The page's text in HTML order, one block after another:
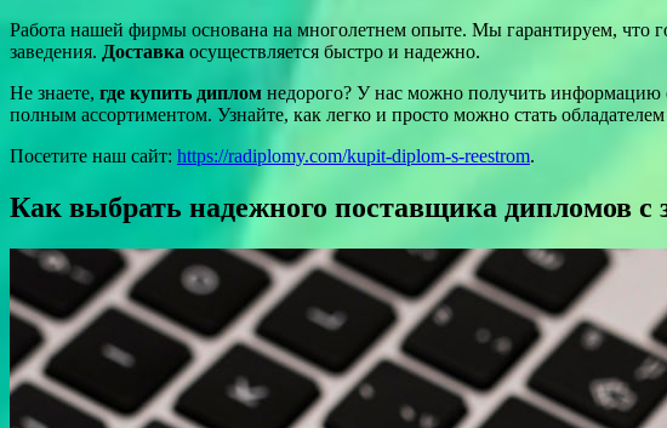
Работа нашей фирмы основана на многолетнем опыте. Мы гарантируем, что
заведения. Доставка осуществляется быстро и надежно.
Не знаете, где купить диплом недорого? У нас можно получить информацию
полным ассортиментом. Узнайте, как легко и просто можно стать
Посетите наш сайт: https://radiplomy.com/kupit-diplom-s-reestrom.
Как выбрать надежного поставщика дипломов с